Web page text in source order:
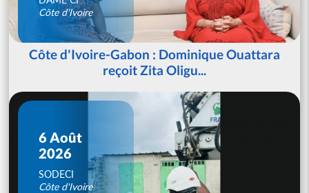
Côte d'Ivoire
Côte d'Ivoire-Gabon : Dominique Ouattara
reçoit Zita Oligu...
6 Août
2026
SODECI
Côte d'Ivoire